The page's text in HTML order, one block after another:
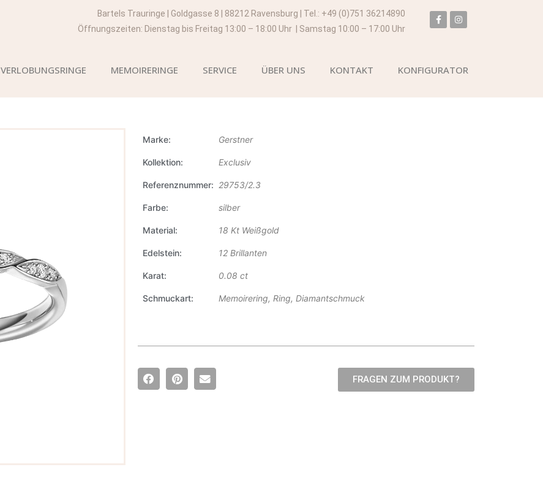
Bartels Trauringe | Goldgasse 8 | 88212 Ravensburg | Tel.: +49 (0)751 36214890
Öffnungszeiten: Dienstag bis Freitag 13:00 – 18:00 Uhr | Samstag 10:00 – 17:00 Uhr
VERLOBUNGSRINGE MEMOIRERINGE SERVICE ÜBER UNS KONTAKT KONFIGURATOR
Marke Gerstner
Kollektion Exclusiv
Referenznummer 29753/2.3
Farbe silber
Material 18 Kt Weißgold
Edelstein 12 Brillanten
Karat 0.08 ct
Schmuckart Memoirering, Ring, Diamantschmuck
FRAGEN ZUM PRODUKT?